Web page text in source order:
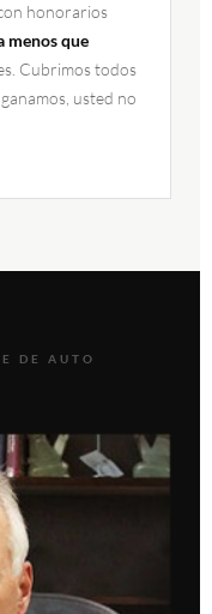
honorarios
menos que
Cubrimos todos
usted no
DE AUTO